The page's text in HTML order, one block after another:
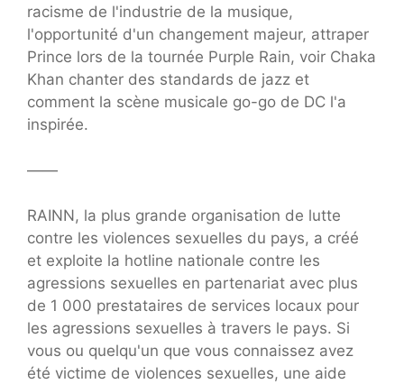
racisme de l'industrie de la musique,
l'opportunité d'un changement majeur, attraper
Prince lors de la tournée Purple Rain, voir Chaka
Khan chanter des standards de jazz et
comment la scène musicale go-go de DC l'a
inspirée.
——
RAINN, la plus grande organisation de lutte
contre les violences sexuelles du pays, a créé
et exploite la hotline nationale contre les
agressions sexuelles en partenariat avec plus
de 1 000 prestataires de services locaux pour
les agressions sexuelles à travers le pays. Si
vous ou quelqu'un que vous connaissez avez
été victime de violences sexuelles, une aide